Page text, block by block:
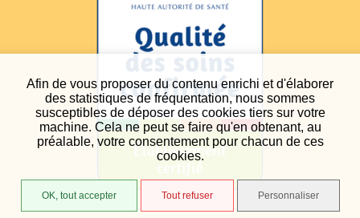
Afin de vous proposer du contenu enrichi et d'élaborer
des statistiques de fréquentation, nous sommes
susceptibles de déposer des cookies tiers sur votre
machine. Cela ne peut se faire qu'en obtenant, au
préalable, votre consentement pour chacun de ces
cookies.
OK, tout accepter Tout refuser Personnaliser